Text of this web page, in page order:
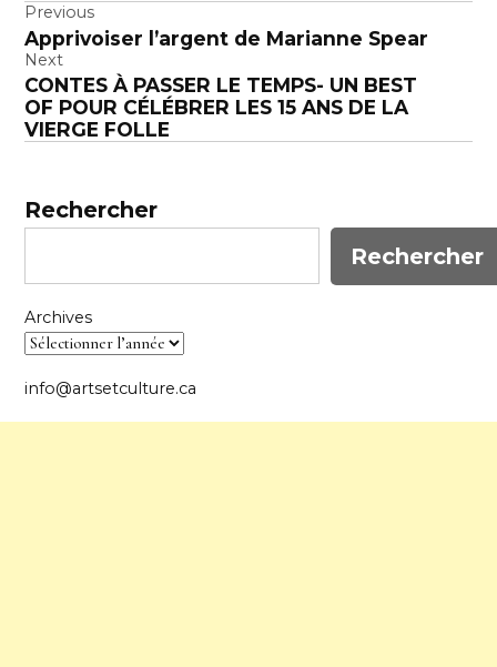
Navigation
de
l’article
Previous
Apprivoiser l’argent de Marianne Spear
Next
CONTES À PASSER LE TEMPS- UN BEST
OF POUR CÉLÉBRER LES 15 ANS DE LA
VIERGE FOLLE
Rechercher
Rechercher
Archives
info@artsetculture.ca